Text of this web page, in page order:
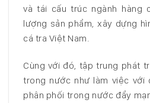
và tái cấu trúc ngành hàng
lượng sản phẩm, xây dựng
cá tra Việt Nam.
Cùng với đó, tập trung phát
trong nước như làm việc với
phân phối trong nước đẩy